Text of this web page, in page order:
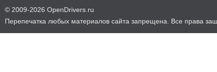
© 2009-2026 OpenDrivers.ru
Перепечатка любых материалов сайта запрещена. Все права